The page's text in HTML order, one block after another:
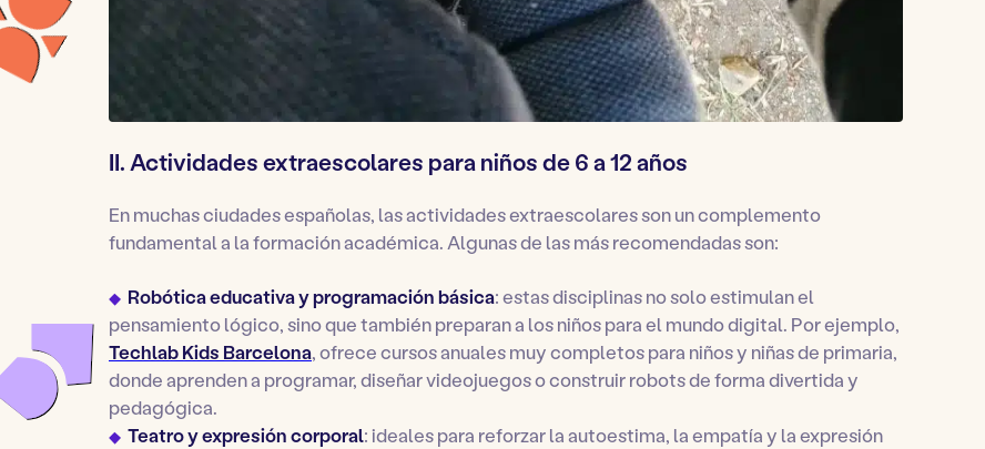
II. Actividades extraescolares para niños de 6 a 12 años
En muchas ciudades españolas, las actividades extraescolares son un complemento
fundamental a la formación académica. Algunas de las más recomendadas son:
Robótica educativa y programación básica: estas disciplinas no solo estimulan el
pensamiento lógico, sino que también preparan a los niños para el mundo digital. Por ejemplo,
Techlab Kids Barcelona, ofrece cursos anuales muy completos para niños y niñas de primaria,
donde aprenden a programar, diseñar videojuegos o construir robots de forma divertida y
pedagógica.
Teatro y expresión corporal: ideales para reforzar la autoestima, la empatía y la expresión